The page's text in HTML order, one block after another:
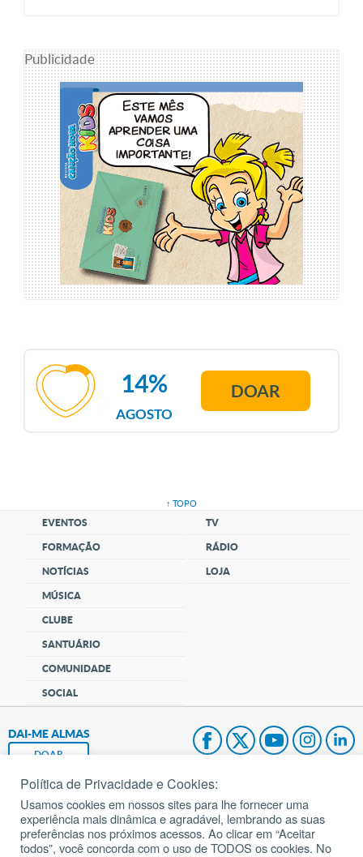
Publicidade
AGOSTO
14% DOAR
↑ TOPO
EVENTOS
FORMAÇÃO
NOTÍCIAS
MÚSICA
CLUBE
SANTUÁRIO
COMUNIDADE
SOCIAL
TV
RÁDIO
LOJA
DAI-ME ALMAS
DOAR
Fundação João Paulo II
Pedido de Oração
Política de Privacidade e Cookies:
Usamos cookies em nossos sites para lhe fornecer uma
experiência mais dinâmica e agradável, lembrando as suas
preferências nos próximos acessos. Ao clicar em “Aceitar
todos”, você concorda com o uso de TODOS os cookies. No